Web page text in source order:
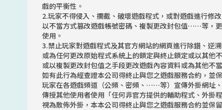
戲的平衡性。
2.玩家不得侵入、攔截、破壞遊戲程式，或對遊戲進行修
以不當方式篡改遊戲帳號密碼、複製更改封包值……等，
使用。
3.禁止玩家對遊戲程式及其官方網站的網頁進行除錯、逆
或為任何更改原始程式系統上的鎖定與終止鎖定或以其他
或以複製更改封包值之手段更改遊戲內容資料或為其他不
如有此行為經查證本公司得終止與您之遊戲服務合約，並
玩家在各遊戲頻道（公頻、密頻、……等）宣傳外掛網址
傳授其他使用者使用「任何非官方提供的輔助程式、外掛
視為散佈外掛，本本公司得終止與您之遊戲服務合約並保